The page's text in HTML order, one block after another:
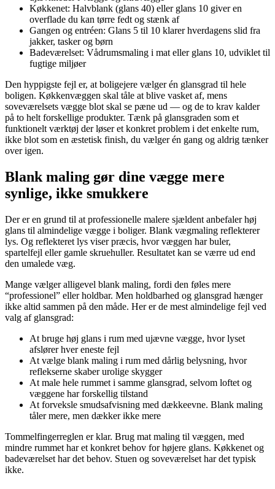
Køkkenet: Halvblank (glans 40) eller glans 10 giver en
overflade du kan tørre fedt og stænk af
Gangen og entréen: Glans 5 til 10 klarer hverdagens slid fra
jakker, tasker og børn
Badeværelset: Vådrumsmaling i mat eller glans 10, udviklet til
fugtige miljøer
Den hyppigste fejl er, at boligejere vælger én glansgrad til hele
boligen. Køkkenvæggen skal tåle at blive vasket af, mens
soveværelsets vægge blot skal se pæne ud — og de to krav kalder
på to helt forskellige produkter. Tænk på glansgraden som et
funktionelt værktøj der løser et konkret problem i det enkelte rum,
ikke blot som en æstetisk finish, du vælger én gang og aldrig tænker
over igen.
Blank maling gør dine vægge mere
synlige, ikke smukkere
Der er en grund til at professionelle malere sjældent anbefaler høj
glans til almindelige vægge i boliger. Blank vægmaling reflekterer
lys. Og reflekteret lys viser præcis, hvor væggen har buler,
spartelfejl eller gamle skruehuller. Resultatet kan se værre ud end
den umalede væg.
Mange vælger alligevel blank maling, fordi den føles mere
“professionel” eller holdbar. Men holdbarhed og glansgrad hænger
ikke altid sammen på den måde. Her er de mest almindelige fejl ved
valg af glansgrad:
At bruge høj glans i rum med ujævne vægge, hvor lyset
afslører hver eneste fejl
At vælge blank maling i rum med dårlig belysning, hvor
reflekserne skaber urolige skygger
At male hele rummet i samme glansgrad, selvom loftet og
væggene har forskellig tilstand
At forveksle smudsafvisning med dækkeevne. Blank maling
tåler mere, men dækker ikke mere
Tommelfingerreglen er klar. Brug mat maling til væggen, med
mindre rummet har et konkret behov for højere glans. Køkkenet og
badeværelset har det behov. Stuen og soveværelset har det typisk
ikke.